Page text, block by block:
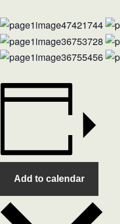
Add to calendar